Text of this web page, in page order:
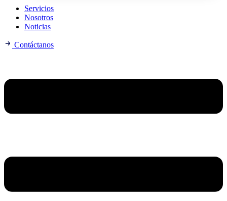
Servicios
Nosotros
Noticias
Contáctanos